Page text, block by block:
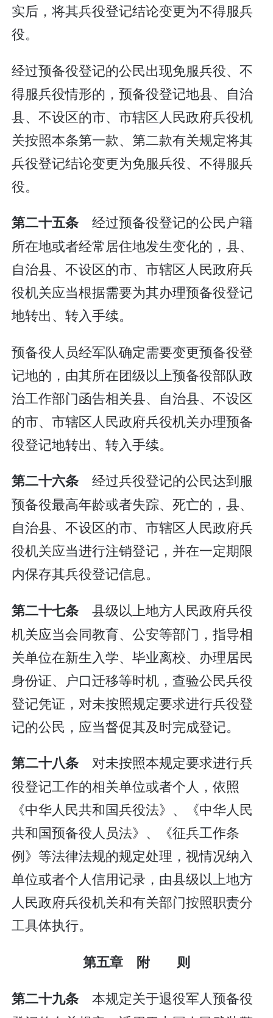
实后，将其兵役登记结论变更为不得服兵
役。
经过预备役登记的公民出现免服兵役、不
得服兵役情形的，预备役登记地县、自治
县、不设区的市、市辖区人民政府兵役机
关按照本条第一款、第二款有关规定将其
兵役登记结论变更为免服兵役、不得服兵
役。
第二十五条经过预备役登记的公民户籍
所在地或者经常居住地发生变化的，县、
自治县、不设区的市、市辖区人民政府兵
役机关应当根据需要为其办理预备役登记
地转出、转入手续。
预备役人员经军队确定需要变更预备役登
记地的，由其所在团级以上预备役部队政
治工作部门函告相关县、自治县、不设区
的市、市辖区人民政府兵役机关办理预备
役登记地转出、转入手续。
第二十六条经过兵役登记的公民达到服
预备役最高年龄或者失踪、死亡的，县、
自治县、不设区的市、市辖区人民政府兵
役机关应当进行注销登记，并在一定期限
内保存其兵役登记信息。
第二十七条县级以上地方人民政府兵役
机关应当会同教育、公安等部门，指导相
关单位在新生入学、毕业离校、办理居民
身份证、户口迁移等时机，查验公民兵役
登记凭证，对未按照规定要求进行兵役登
记的公民，应当督促其及时完成登记。
第二十八条对未按照本规定要求进行兵
役登记工作的相关单位或者个人，依照
《中华人民共和国兵役法》、《中华人民
共和国预备役人员法》、《征兵工作条
例》等法律法规的规定处理，视情况纳入
单位或者个人信用记录，由县级以上地方
人民政府兵役机关和有关部门按照职责分
工具体执行。
第五章 附 则
第二十九条 本规定关于退役军人预备役